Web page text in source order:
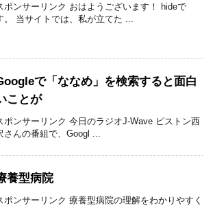
ポンサーリンク おはようございます！ hideで
。 当サイトでは、私が立てた ...
で「ななめ」を検索すると面白
ことが
ポンサーリンク 今日のラジオJ-Wave ピストン西
さんの番組で、Googl ...
養型病院
ポンサーリンク 療養型病院の理解をわかりやすく